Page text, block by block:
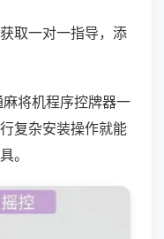
取一对一指导，添
将机程序控牌器一
复杂安装操作就能
。